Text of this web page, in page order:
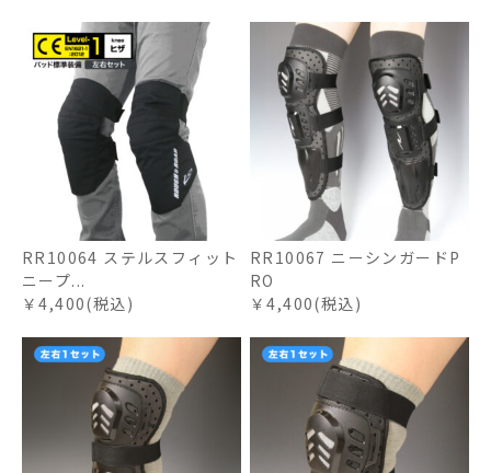
RR10064 ステルスフィット
ニープ...
￥4,400(税込)
RR10067 ニーシンガードP
RO
￥4,400(税込)